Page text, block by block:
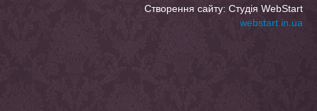
Створення сайту: Студія WebStart
webstart.in.ua